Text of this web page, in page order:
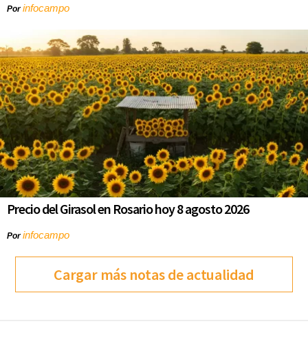
Porinfocampo
Precio del Girasol en Rosario hoy 8 agosto 2026
Porinfocampo
Cargar más notas de actualidad